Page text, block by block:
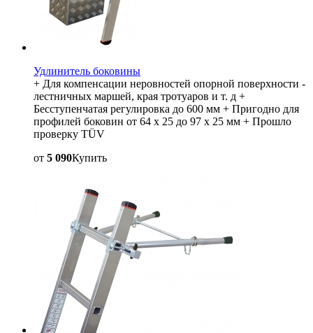
Удлинитель боковины
+ Для компенсации неровностей опорной поверхности -
лестничных маршей, края тротуаров и т. д +
Бесступенчатая регулировка до 600 мм + Пригодно для
профилей боковин от 64 x 25 до 97 x 25 мм + Прошло
проверку TÜV
от 5 090Купить